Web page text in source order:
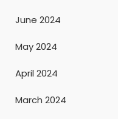
June 2024
May 2024
April 2024
March 2024